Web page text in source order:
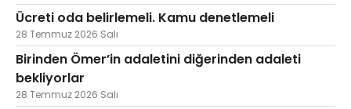
Ücreti oda belirlemeli. Kamu denetlemeli
28 Temmuz 2026 Salı
Birinden Ömer’in adaletini diğerinden adaleti
bekliyorlar
28 Temmuz 2026 Salı